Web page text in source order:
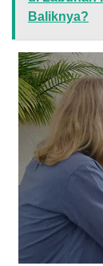
Baliknya?